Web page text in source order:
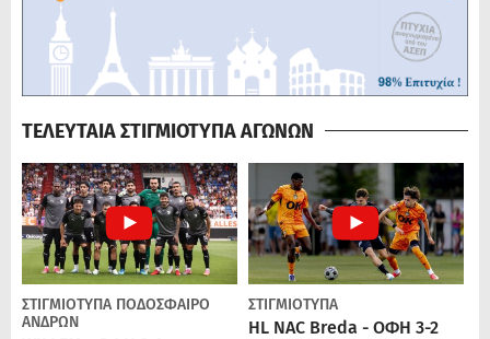
ΤΕΛΕΥΤΑΙΑ ΣΤΙΓΜΙΟΤΥΠΑ ΑΓΩΝΩΝ
ΣΤΙΓΜΙΟΤΥΠΑ ΠΟΔΌΣΦΑΙΡΟ
ΑΝΔΡΏΝ
ΣΤΙΓΜΙΟΤΥΠΑ
HL NAC Breda - ΟΦΗ 3-2